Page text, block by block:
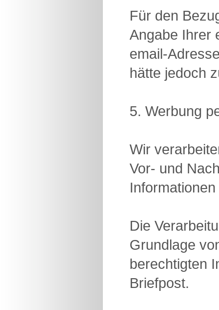
Für den
Angabe Ihrer
email-
hätte jedoch
5. Werbung
Wir
Vor- und
Die
Grundlage
berechtigten
Briefpost.